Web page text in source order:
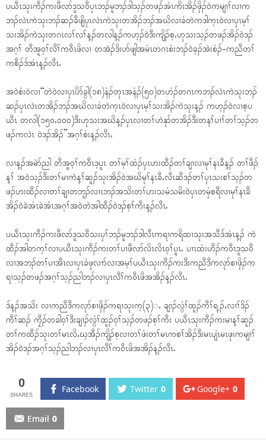
ပယီၤသုးကီၣ်ကးဖီလာ်ဒူသ၀ီၦၤဘၣ်မူဘၣ်ဒါသ့ၣ်တဖၣ်အံၤကိးအိၣ်ဖှိၣ်၀ဲကမျၢၢ်လၢက
ဘၣ်လဲၤကဲသုးဘၣ်ဆၣ်ခီဖျိၦၤလဲၤကဲသုးတအိၣ်ဘၣ်အဃိလၢခံတဲကဒါက့ၤ၀ဲလၢၦၤမ့ၢ်
သးအိၣ်ကဲသုးတဂၤလၢ်လၢ်န့ၣ်တလါန့ၣ်ကဟ့ၣ်၀ဲဒီးကျိၣ်စ့ႇဟုသးသ့ၣ်တဖၣ်အိၣ်၀ဲဒၣ်
အဂ့ၢ် တီအူ၀့ၢ်လီၢ်က၀ီၤဖိလၢ တအဲၣ်ဒိးပာ်ဖျါအမံၤတဂၤစံးဘၣ်၀ဲခ့ၣ်အဲးစံၣ်-ကညီတၢ်
ကစီၣ်ဒ်အံၤန့ၣ်လီၤႉ
အ၀ဲစံး၀ဲလၢ“တဲ၀ဲလၢၦၤပိာ်ခွါ(၁၈)နံၣ်တုၤအနံၣ်(၅၀)တဟံၣ်တဂၤကဘၣ်လဲၤကဲသုးဘၣ်
ဆၣ်ၦၤလဲၤတအိၣ်ဘၣ်အဃိလၢခံတဲက့ၤ၀ဲလၢၦၤမ့ၢ်သးအိၣ်ကဲသုးန့ၣ် ကဟ့ၣ်၀ဲလၢစ့ပ
ယီၤ တလါ(၁၅၀ႇ၀၀၀)ဒီးဟုသးအဃိန့ၣ်ၦၤလၢတၢ်ဟဲနုာ်တအိၣ်ဒီးတနၢ်ပၢၢ်တၢ်သ့ၣ်တ
ဖၣ်ကလဲၤ ၀ဲဒၣ်အိၣ်”အဂ့ၢ်စံးန့ၣ်လီၤႉ
လၢန့ၣ်အမဲာ်ညါ တီအူ၀့ၢ်က၀ီၤဒ့ပူၤ တၢ်မ့ၢ်ထံၣ်ၦၤဟးထီၣ်တၢ်ချၢလၢမုၢ်နၤခီန့ၣ် တၢ်ဖီၣ်
န့ၢ် အ၀ဲသ့ၣ်ဒီးတၢ်မၢကဲန့ၢ်ဆူၣ်သုးအိၣ်၀ဲအဃိမုၢ်နၤခီႇလီၤဆီဒၣ်တၢ်ၦၤသးစၢ်သ့ၣ်တ
ဖၣ်ဟးထီၣ်လၢတၢ်ချၢတဘူၣ်လၢၤဘၣ်အသိးတၢ်ဟးသမံသမိး၀ဲၦၤတမှံစရီလၢမုၢ်နၤခီ
အိၣ်၀ဲခဲအံၤခဲအံၤအဂ့ၢ်အ၀ဲတဲအါထီၣ်၀ဲဒၣ်စ့ၢ်ကီးန့ၣ်လီၤႉ
ပယီၤသုးကီၣ်ကးဖီလာ်ဒူသ၀ီသးၦၢ်ဘၣ်မူဘၣ်ဒါလီၤကရၢကရိထၢသုးအသီဒ်အံၤန့ၣ် ကဲ
ထီၣ်အါတက့ၢ်လၢပယီၤသုးကီၣ်ကးတၢ်ပၢဖီလာ်လိၤလိၤ၀့ၢ်ပူၤႇ ပၢၤထံးဟီၣ်က၀ီၤဒူသ၀ီ
လၢအဘၣ်တၢ်ပၢအီၤလၢၦၤခံဖုလၢာ်လၢအမ့ၢ်ပယီၤသုးကီၣ်ကးဒီးကညီဒီကလုာ်စၢဖှိၣ်က
ရၢသ့ၣ်တဖၣ်အဂ့ၢ်သ့ၣ်ညါဘၣ်လၢၦၤလီၢ်က၀ီၤဖိအအိၣ်န့ၣ်လီၤႉ
ဒ်န့ၣ်အသိး လၢကညီဒီကလုာ်စၢဖှိၣ်ကရၢသုးက့(၃)ႇ ချၢၣ်လွံၢ်ထူၣ်ကီၢ်ရ့ၣ်ႇလၢၢ်ဒိၣ်
ကီၢ်ဆၣ် ကၠီၣ်တခါ၀့ၢ်ဒီးချၢၣ်လွံၢ်ထူၣ်၀့ၢ်သ့ၣ်တဖၣ်စ့ၢ်ကီး ပယီၤသုးကီၣ်ကးမၢန့ၢ်ဆူၣ်
တၢ်ကထီၣ်သုးတၢ်မၤလိႇဃ့အီၣ်ကျိၣ်စ့လၢတၢ်ဖံးတၢ်မၤကစၢ်အိၣ်ဒီးမၤပျံၤမၤဖုးကမျၢၢ်
အိၣ်၀ဲဒၣ်အဂ့ၢ်သ့ၣ်ညါဘၣ်လၢၦၤလီၢ်က၀ီၤဖိအအိၣ်န့ၣ်လီၤႉ
0 Facebook Twitter 0 Google+ 0
Email 0